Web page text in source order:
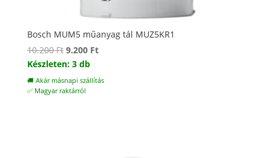
Bosch MUM5 műanyag tál MUZ5KR1
10.200Ft Original
price
was:
10.200 Ft.
9.200 FtCurrent
is:
Készleten: 3 db
🚚 Akár másnapi szállítás
✅ Magyar raktárról